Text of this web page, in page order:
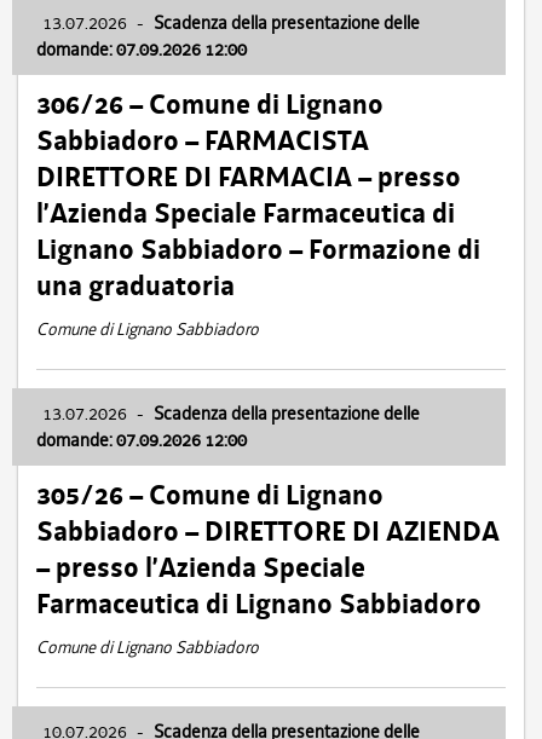
13.07.2026 - Scadenza della presentazione delle
domande: 07.09.2026 12:00
306/26 – Comune di Lignano
Sabbiadoro – FARMACISTA
DIRETTORE DI FARMACIA – presso
l’Azienda Speciale Farmaceutica di
Lignano Sabbiadoro – Formazione di
una graduatoria
Comune di Lignano Sabbiadoro
13.07.2026 - Scadenza della presentazione delle
domande: 07.09.2026 12:00
305/26 – Comune di Lignano
Sabbiadoro – DIRETTORE DI AZIENDA
– presso l’Azienda Speciale
Farmaceutica di Lignano Sabbiadoro
Comune di Lignano Sabbiadoro
10.07.2026 - Scadenza della presentazione delle